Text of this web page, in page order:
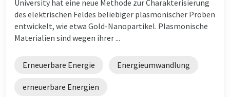
University hat eine neue Methode zur Charakterisierung
des elektrischen Feldes beliebiger plasmonischer Proben
entwickelt, wie etwa Gold-Nanopartikel. Plasmonische
Materialien sind wegen ihrer ...
Erneuerbare Energie Energieumwandlung
erneuerbare Energien